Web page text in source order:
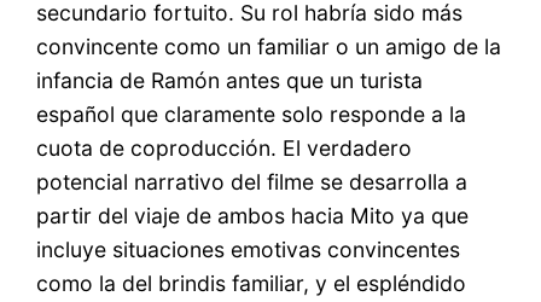
secundario fortuito. Su rol habría sido más
convincente como un familiar o un amigo de la
infancia de Ramón antes que un turista
español que claramente solo responde a la
cuota de coproducción. El verdadero
potencial narrativo del filme se desarrolla a
partir del viaje de ambos hacia Mito ya que
incluye situaciones emotivas convincentes
como la del brindis familiar, y el espléndido